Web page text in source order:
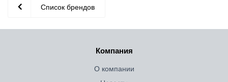
Список брендов
Компания
О компании